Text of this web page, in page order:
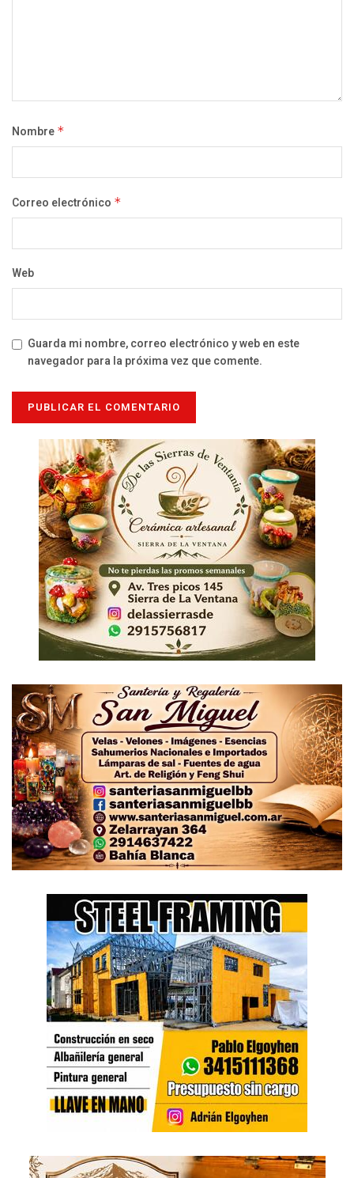
Nombre *
Correo electrónico *
Web
Guarda mi nombre, correo electrónico y web en este
navegador para la próxima vez que comente.